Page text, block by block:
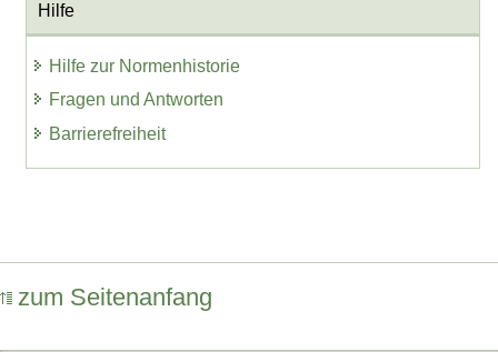
Hilfe
Hilfe zur Normenhistorie
Fragen und Antworten
Barrierefreiheit
zum Seitenanfang